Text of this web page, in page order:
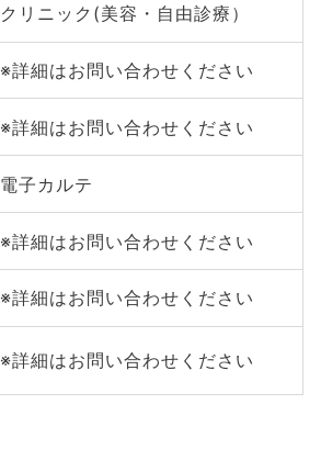
クリニック(美容・自由診療）
※詳細はお問い合わせください
※詳細はお問い合わせください
電子カルテ
※詳細はお問い合わせください
※詳細はお問い合わせください
※詳細はお問い合わせください